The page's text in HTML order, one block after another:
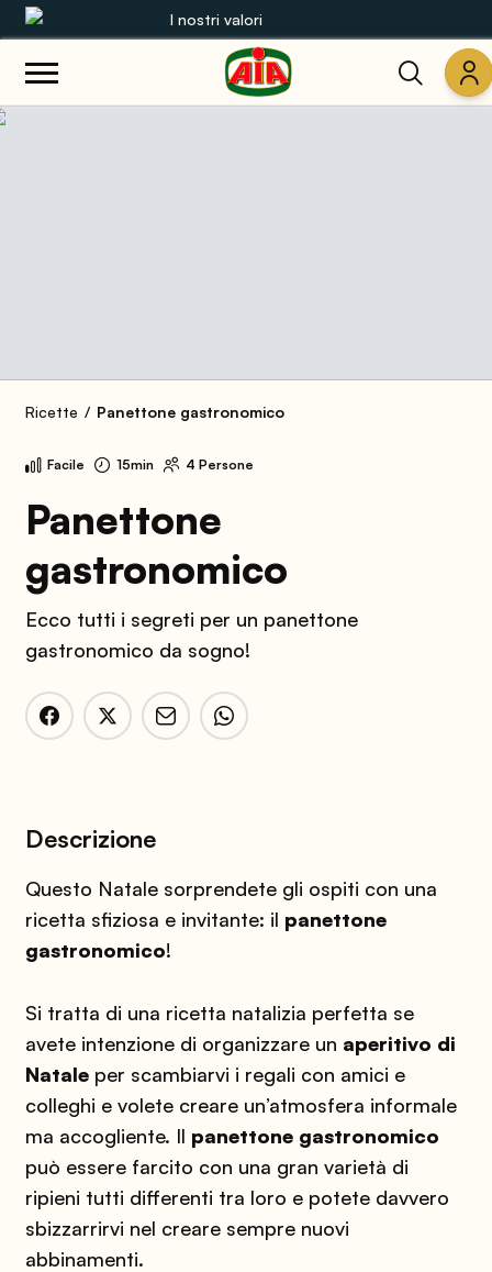
I nostri valori
Le nostre gamme
Mondo AIA
Ricette Panettone gastronomico
Facile 15min 4 Persone
Panettone
gastronomico
Ecco tutti i segreti per un panettone
gastronomico da sogno!
Descrizione
Questo Natale sorprendete gli ospiti con una
ricetta sfiziosa e invitante: il panettone
gastronomico!
Si tratta di una ricetta natalizia perfetta se
avete intenzione di organizzare un aperitivo di
Nataleper scambiarvi i regali con amici e
colleghi e volete creare un’atmosfera informale
ma accogliente. Il panettone gastronomico
può essere farcito con una gran varietà di
ripieni tutti differenti tra loro e potete davvero
sbizzarrirvi nel creare sempre nuovi
abbinamenti.